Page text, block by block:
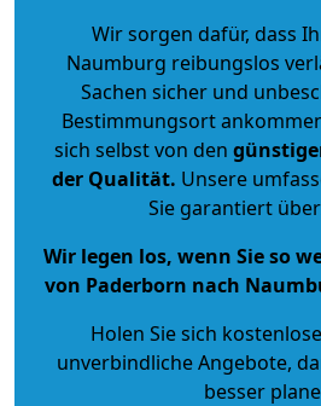
Wir sorgen dafür, dass
Naumburg reibungslos
Sachen sicher und
Bestimmungsort
sich selbst von den
der Qualität. Unsere
Sie garantiert
Wir legen los, wenn Sie so
von Paderborn nach
Holen Sie sich
unverbindliche Angebote,
besser